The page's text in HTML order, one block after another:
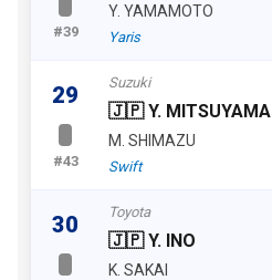
#39
Y. YAMAMOTO
Yaris
29
#43
Suzuki
🇯🇵 Y. MITSUYAMA
M. SHIMAZU
Swift
30 Toyota
🇯🇵 Y. INO
K. SAKAI